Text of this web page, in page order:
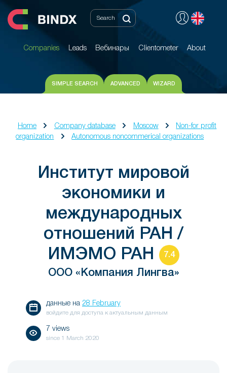
Companies Leads Вебинары Clientometer About
Companies Leads Вебинары Clientometer About
SIMPLE SEARCH ADVANCED WIZARD
Home Company database Moscow
Non-for profit
organization
Autonomous noncommerical organizations
Институт мировой
экономики и
международных
отношений РАН /
ИМЭМО РАН
7.4
ООО «Компания Лингва»
данные на 28 February
войдите для доступа к актуальным данным
7 views
since 1 March 2020